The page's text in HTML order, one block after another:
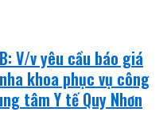
V/v yêu cầu báo giá
khoa phục vụ công
tâm Y tế Quy Nhơn